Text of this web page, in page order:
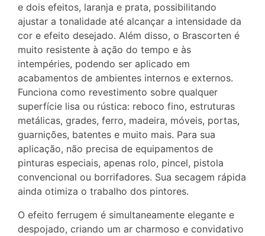
e dois efeitos, laranja e prata, possibilitando
ajustar a tonalidade até alcançar a intensidade da
cor e efeito desejado. Além disso, o Brascorten é
muito resistente à ação do tempo e às
intempéries, podendo ser aplicado em
acabamentos de ambientes internos e externos.
Funciona como revestimento sobre qualquer
superfície lisa ou rústica: reboco fino, estruturas
metálicas, grades, ferro, madeira, móveis, portas,
guarnições, batentes e muito mais. Para sua
aplicação, não precisa de equipamentos de
pinturas especiais, apenas rolo, pincel, pistola
convencional ou borrifadores. Sua secagem rápida
ainda otimiza o trabalho dos pintores.
O efeito ferrugem é simultaneamente elegante e
despojado, criando um ar charmoso e convidativo